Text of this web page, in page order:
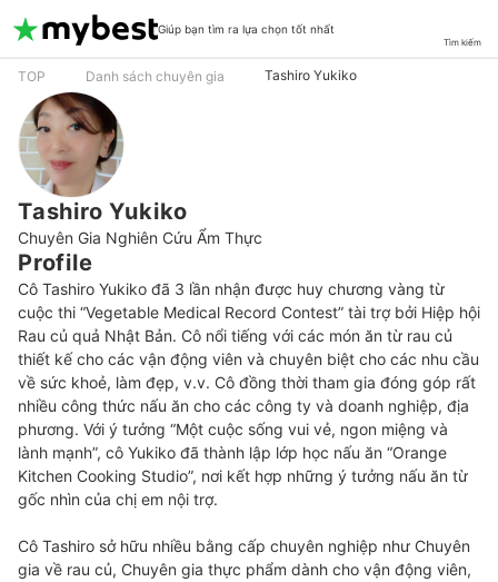
Giúp bạn tìm ra lựa chọn tốt nhất
Tìm kiếm
TOP Danh sách chuyên gia Tashiro Yukiko
Tashiro Yukiko
Chuyên Gia Nghiên Cứu Ẩm Thực
Profile
Cô Tashiro Yukiko đã 3 lần nhận được huy chương vàng từ
cuộc thi “Vegetable Medical Record Contest” tài trợ bởi Hiệp hội
Rau củ quả Nhật Bản. Cô nổi tiếng với các món ăn từ rau củ
thiết kế cho các vận động viên và chuyên biệt cho các nhu cầu
về sức khoẻ, làm đẹp, v.v. Cô đồng thời tham gia đóng góp rất
nhiều công thức nấu ăn cho các công ty và doanh nghiệp, địa
phương. Với ý tưởng “Một cuộc sống vui vẻ, ngon miệng và
lành mạnh”, cô Yukiko đã thành lập lớp học nấu ăn “Orange
Kitchen Cooking Studio”, nơi kết hợp những ý tưởng nấu ăn từ
gốc nhìn của chị em nội trợ.
Cô Tashiro sở hữu nhiều bằng cấp chuyên nghiệp như Chuyên
gia về rau củ, Chuyên gia thực phẩm dành cho vận động viên,